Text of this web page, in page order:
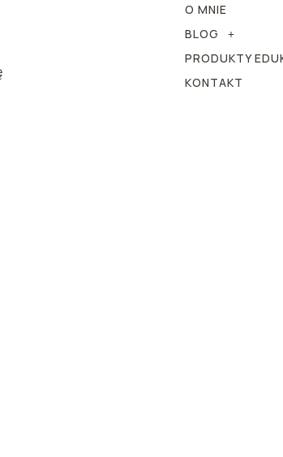
O MNIE
BLOG
PRODUKTY
KONTAKT